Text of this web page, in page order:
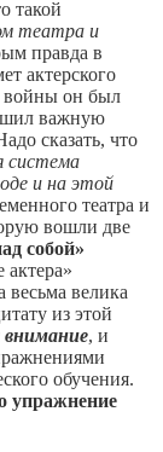
такой
театра и
правда в
актерского
войны он был
важную
сказать, что
система
и на этой
театра и
вошли две
собой»
весьма велика
из этой
внимание, и
обучения.
упражнение